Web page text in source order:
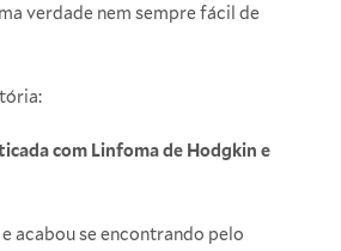
verdade nem sempre fácil de
com Linfoma de Hodgkin e
acabou se encontrando pelo